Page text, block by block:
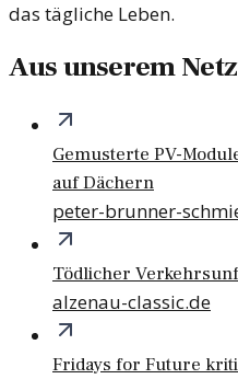
das tägliche Leben.
Aus unserem
Gemusterte PV-
auf Dächern
peter-brunner-
Tödlicher
alzenau-classic.de
Fridays for Future